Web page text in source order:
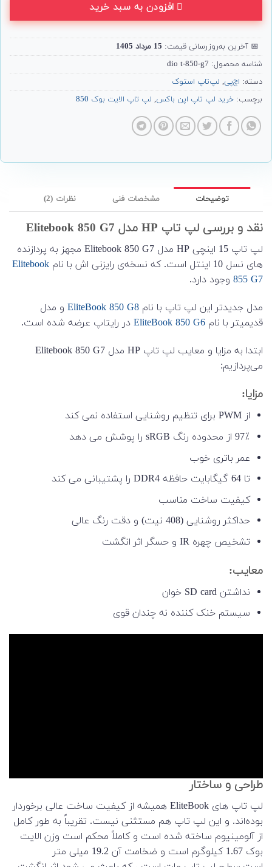
افزودن به سبد خرید
📅 آخرین به‌روزرسانی قیمت: 15 مرداد 1405
شناسه محصول: dio t-850-g7
دسته: اچ‌پی, لپ‌تاپ استوک
برچسب: خرید لپ تاپ اپن باکس, لپ تاپ الایت بوک 850
توضیحات مشخصات فنی نظرات (2)
نقد و بررسی لپ تاپ HP مدل Elitebook 850 G7
لپ تاپ 15 اینچی HP مدل Elitebook 850 G7 مجهز به پردازنده
های نسل 10 اینتل است. که نسخه‌ی رایزنی اش با نام
Elitebook
855 G7 وجود دارد.
مدل جدیدتر این لپ تاپ با نام EliteBook 850 G8 و مدل
قدیمیتر با نام EliteBook 850 G6 در رایتاپ عرضه شده است.
ابتدا به مزایا و معایب لپ تاپ HP مدل Elitebook 850 G7
می‌پردازیم:
مزایا:
از PWM برای تنظیم روشنایی استفاده نمی کند
97٪ از محدوده رنگ sRGB را پوشش می دهد
عمر باتری خوب
تا 64 گیگابایت حافظه DDR4 را پشتیبانی می کند
کیفیت ساخت مناسب
حداکثر روشنایی (408 نیت) و دقت رنگ عالی
تشخیص چهره IR و حسگر اثر انگشت
معایب:
نداشتن SD card خوان
سیستم خنک کننده نه چندان قوی
طراحی و ساختار
لپ تاپ های EliteBook همیشه از کیفیت ساخت عالی برخوردار
بوده‌اند. و این لپ تاپ هم مستثنی نیست. تقریباً به طور کامل
از آلومینیوم ساخته شده است و کاملاً محکم است وزن الایت
بوک 1.67 کیلوگرم است و ضخامت آن 19.2 میلی متر